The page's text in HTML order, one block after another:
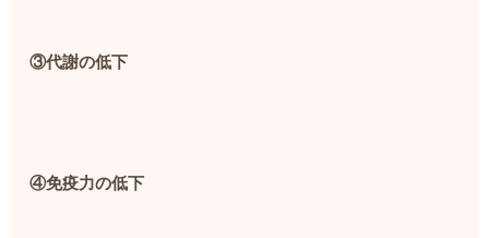
③代謝の低下
④免疫力の低下